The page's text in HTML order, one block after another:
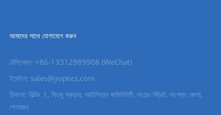
আমাদের সাথে যোগাযোগ করুন
টেলিফোন: +86-13312989908 (WeChat)
ইমেইল: sales@jioptics.com
ঠিকানা: বিল্ডিং 1, মিংজু স্কয়ার, আইলিয়ান কমিউনিটি, লংচেং স্ট্রিট, লংগ্যাং জেলা,
শেনজেন